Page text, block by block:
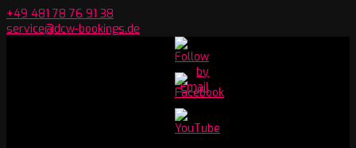
Skip
to
+49 481 78 76 91 38
service@dcw-bookings.de